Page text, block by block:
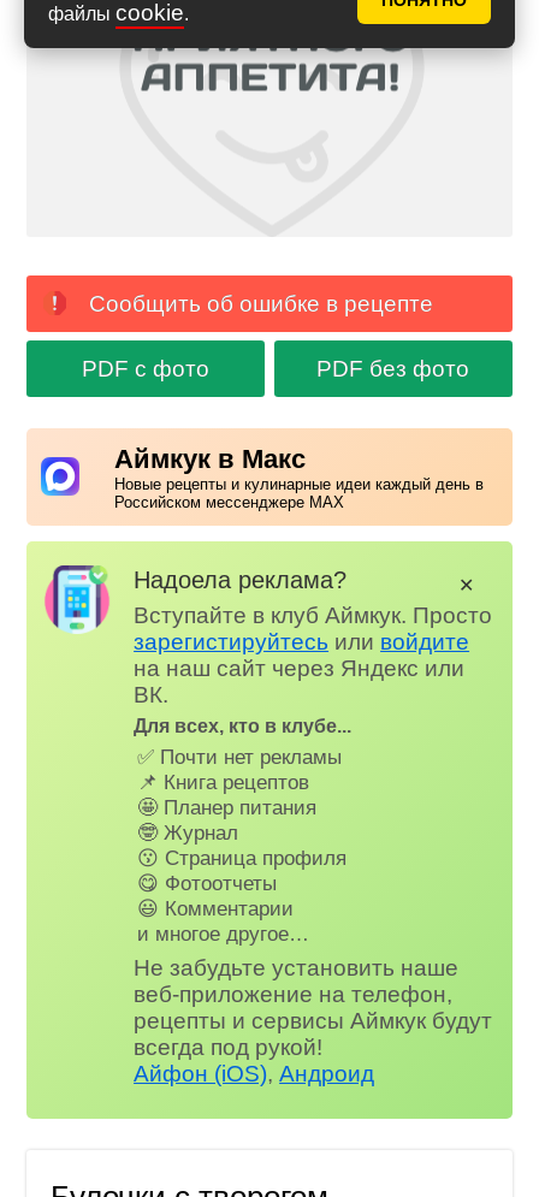
файлы cookie.
Сообщить об ошибке в рецепте
PDF с фото PDF без фото
Аймкук в Макс
Новые рецепты и кулинарные идеи каждый день в
Российском мессенджере MAX
Надоела реклама?
Вступайте в клуб Аймкук. Просто
зарегистируйтесь или войдите
на наш сайт через Яндекс или
ВК.
Для всех, кто в клубе...
✅ Почти нет рекламы
📌 Книга рецептов
🤩 Планер питания
🤓 Журнал
😗 Страница профиля
😋 Фотоотчеты
😃 Комментарии
и многое другое…
Не забудьте установить наше
веб-приложение на телефон,
рецепты и сервисы Аймкук будут
всегда под рукой!
Айфон (iOS),Андроид
✕